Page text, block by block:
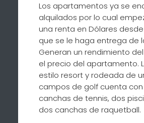
Los apartamentos ya se
alquilados por lo cual
una renta en Dólares
que se le haga entrega de
Generan un rendimiento
el precio del apartamento.
estilo resort y rodeada de
campos de golf cuenta
canchas de tennis, dos
dos canchas de raquetball.